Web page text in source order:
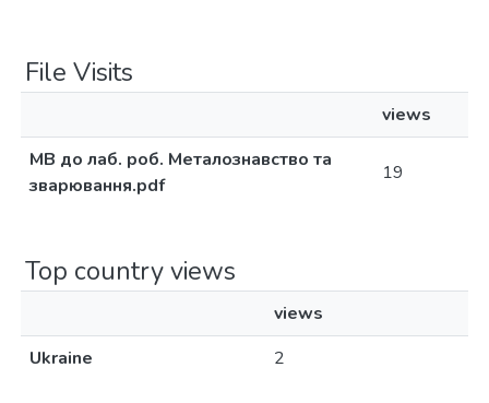
File Visits
views
МВ до лаб. роб. Металознавство та
зварювання.pdf
19
Top country views
views
Ukraine
2